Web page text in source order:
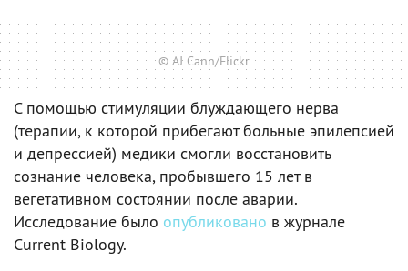
© AJ Cann/Flickr
С помощью стимуляции блуждающего нерва
(терапии, к которой прибегают больные эпилепсией
и депрессией) медики смогли восстановить
сознание человека, пробывшего 15 лет в
вегетативном состоянии после аварии.
Исследование было опубликовано в журнале
Current Biology.